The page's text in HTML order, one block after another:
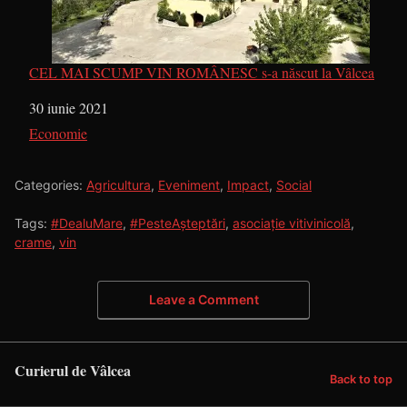
CEL MAI SCUMP VIN ROMÂNESC s-a născut la Vâlcea
Dată
30 iunie 2021
În legătură cu
Economie
Categories: Agricultura, Eveniment, Impact, Social
Tags: #DealuMare, #PesteAşteptări, asociație vitivinicolă,
crame, vin
Leave a Comment
Curierul de Vâlcea Back to top